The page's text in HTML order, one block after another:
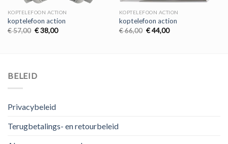
KOPTELEFOON ACTION
koptelefoon action
€57,00 Oorspronkelijke
€38,00Huidige
KOPTELEFOON ACTION
koptelefoon action
€66,00 Oorspronkelijke
€44,00Huidige
BELEID
Privacybeleid
Terugbetalings- en retourbeleid